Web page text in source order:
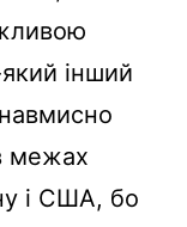
інший
межах
і США, бо